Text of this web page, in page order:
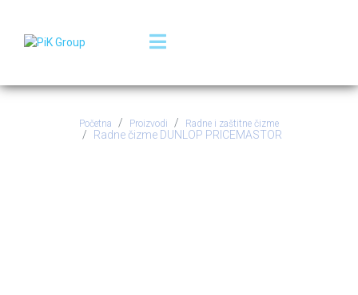
Početna Proizvodi Radne i zaštitne čizme
Radne čizme DUNLOP PRICEMASTOR